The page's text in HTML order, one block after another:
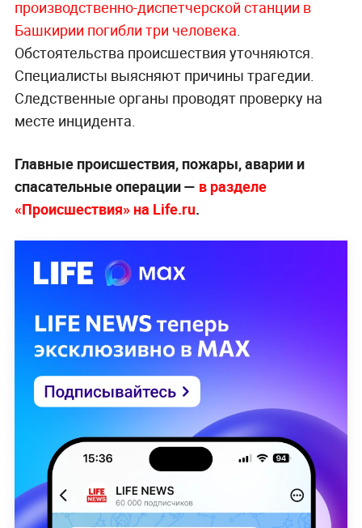
производственно-диспетчерской станции в
Башкирии погибли три человека
Обстоятельства происшествия уточняются.
Специалисты выясняют причины трагедии.
Следственные органы проводят проверку на
месте инцидента.
Главные происшествия, пожары, аварии и
спасательные операции — в разделе
«Происшествия» на Life.ru.